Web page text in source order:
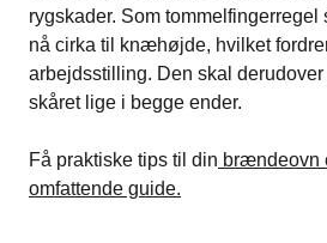
rygskader. Som
nå cirka til knæhøjde, hvilket
arbejdsstilling. Den skal
skåret lige i begge ender.
Få praktiske tips til din brændeovn
omfattende guide.